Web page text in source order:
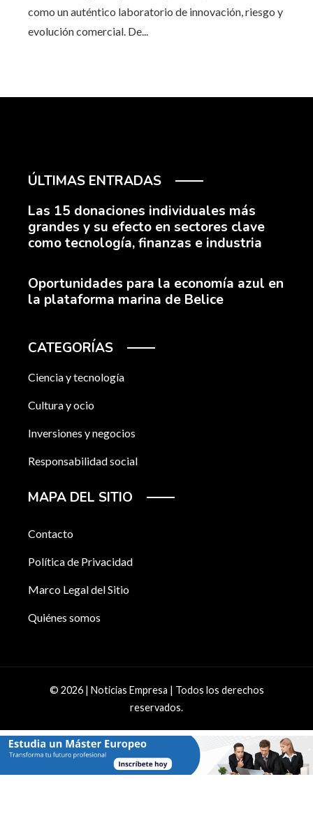
como un auténtico laboratorio de innovación, riesgo y
evolución comercial. De...
ÚLTIMAS ENTRADAS
Las 15 donaciones individuales más
grandes y su efecto en sectores clave
como tecnología, finanzas e industria
Oportunidades para la economía azul en
la plataforma marina de Belice
CATEGORÍAS
Ciencia y tecnología
Cultura y ocio
Inversiones y negocios
Responsabilidad social
MAPA DEL SITIO
Contacto
Política de Privacidad
Marco Legal del Sitio
Quiénes somos
© 2026 | Noticias Empresa | Todos los derechos
reservados.